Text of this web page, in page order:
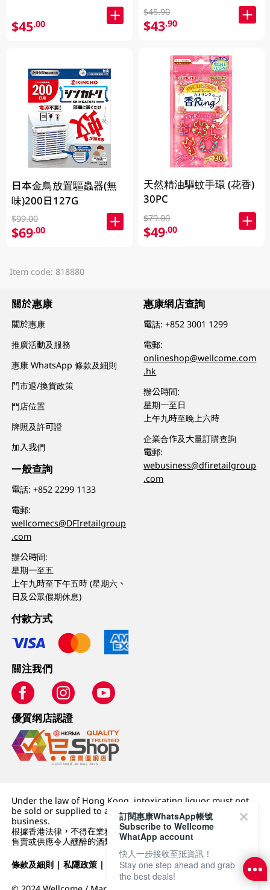
$45.00
日本金鳥放置驅蟲器(無
味)200日127G
$99.00
$69.00
$45.90
$43.90
天然精油驅蚊手環 (花香)
30PC
$79.00
$49.00
Item code: 818880
關於惠康
關於惠康
推廣活動及服務
惠康 WhatsApp 條款及細則
門市退/換貨政策
門店位置
牌照及許可證
加入我們
一般查詢
電話:+852 2299 1133
電郵:
wellcomecs@DFIretailgroup
.com
辦公時間:
星期一至五
上午九時至下午五時 (星期六、
日及公眾假期休息)
惠康網店查詢
電話:+852 3001 1299
電郵:
onlineshop@wellcome.com
.hk
辦公時間:
星期一至日
上午九時至晚上六時
企業合作及大量訂購查詢
電郵:
webusiness@dfiretailgroup
.com
付款方式
關注我們
優質纲店認證
Under the law of Hong Kong, intoxicating liquor must not
be sold or supplied to a minor (under 18) in the course of
business.
根據香港法律，不得在業務過程中，向未成年人 (18 歲以下人士)
售賣或供應令人醺醉的酒類。
條款及細則 |私隱政策 | DFI零售集團
訂閱惠康WhatsApp帳號
Subscribe to Wellcome
WhatApp account
快人一步接收至抵資訊！
Stay one step ahead and grab
the best deals!